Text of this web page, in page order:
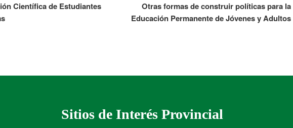
Científica de Estudiantes
Otras formas de construir políticas para la
Educación Permanente de Jóvenes y Adultos
Sitios de Interés Provincial